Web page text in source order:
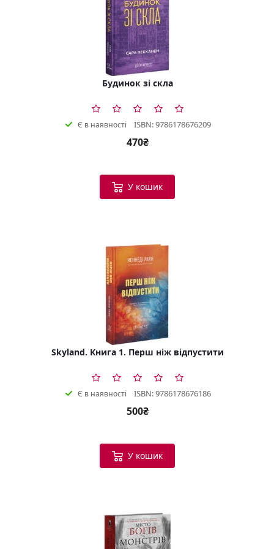
Будинок зі скла
Є в наявності ISBN: 9786178676209
470₴
У кошик
Skyland. Книга 1. Перш ніж відпустити
Є в наявності ISBN: 9786178676186
500₴
У кошик